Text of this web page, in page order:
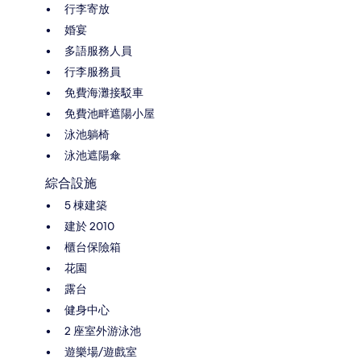
行李寄放
婚宴
多語服務人員
行李服務員
免費海灘接駁車
免費池畔遮陽小屋
泳池躺椅
泳池遮陽傘
綜合設施
5 棟建築
建於 2010
櫃台保險箱
花園
露台
健身中心
2 座室外游泳池
遊樂場/遊戲室